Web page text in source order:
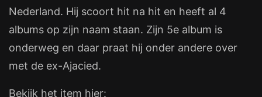
Nederland. Hij scoort hit na hit en heeft al 4
albums op zijn naam staan. Zijn 5e album is
onderweg en daar praat hij onder andere over
met de ex-Ajacied.
Bekijk het item hier: